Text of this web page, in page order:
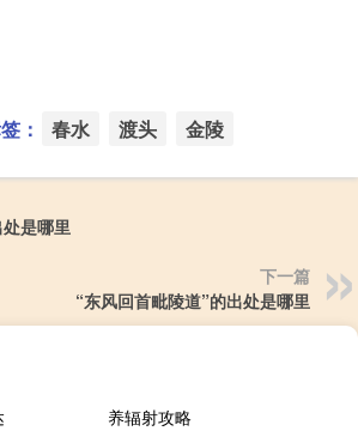
： 春水 渡头 金陵
是哪里
下一篇
“东风回首毗陵道”的出处是哪里
养辐射攻略